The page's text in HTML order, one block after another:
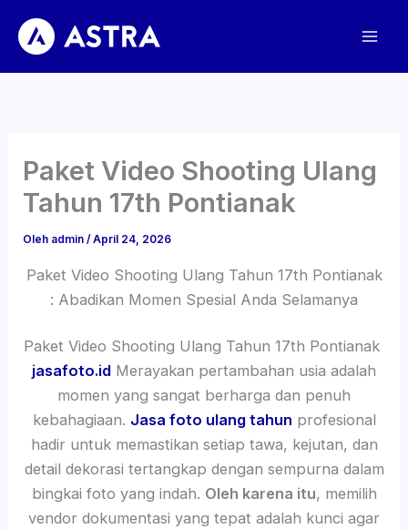
konten
Paket Video Shooting Ulang
Tahun 17th Pontianak
Oleh admin/April 24, 2026
Paket Video Shooting Ulang Tahun 17th Pontianak
: Abadikan Momen Spesial Anda Selamanya
Paket Video Shooting Ulang Tahun 17th Pontianak
jasafoto.id Merayakan pertambahan usia adalah
momen yang sangat berharga dan penuh
kebahagiaan. Jasa foto ulang tahun profesional
hadir untuk memastikan setiap tawa, kejutan, dan
detail dekorasi tertangkap dengan sempurna dalam
bingkai foto yang indah. Oleh karena itu, memilih
vendor dokumentasi yang tepat adalah kunci agar